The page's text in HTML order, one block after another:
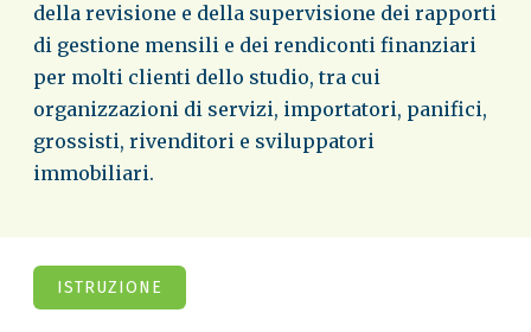
della revisione e della supervisione dei rapporti
di gestione mensili e dei rendiconti finanziari
per molti clienti dello studio, tra cui
organizzazioni di servizi, importatori, panifici,
grossisti, rivenditori e sviluppatori
immobiliari.
ISTRUZIONE